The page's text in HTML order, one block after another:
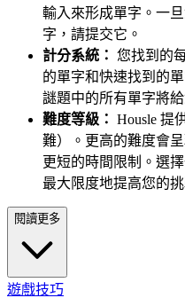
輸入來形成單字。一
字，請提交它。
計分系統： 您找到的
的單字和快速找到的
謎題中的所有單字將
難度等級： Housle 提
難）。更高的難度會
更短的時間限制。選
最大限度地提高您的
閱讀更多
遊戲技巧